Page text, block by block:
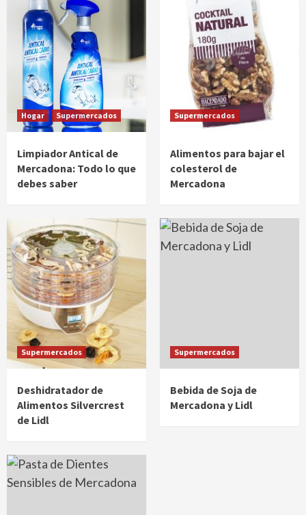
Hogar Supermercados
Limpiador Antical de
Mercadona: Todo lo que
debes saber
Supermercados
Alimentos para bajar el
colesterol de
Mercadona
Supermercados
Deshidratador de
Alimentos Silvercrest
de Lidl
Supermercados
Bebida de Soja de
Mercadona y Lidl